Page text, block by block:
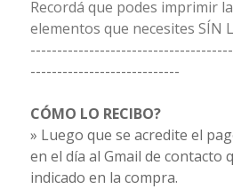
Recordá que podes imprimir
elementos que necesites SÍN
----------------------------
CÓMO LO RECIBO?
» Luego que se acredite el
en el día al Gmail de contacto
indicado en la compra.